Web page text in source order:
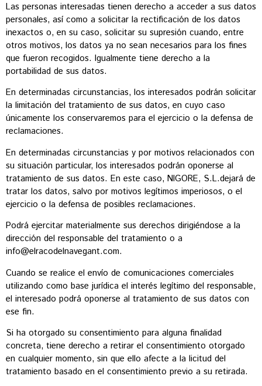
Las personas interesadas tienen derecho a acceder a sus datos
personales, así como a solicitar la rectificación de los datos
inexactos o, en su caso, solicitar su supresión cuando, entre
otros motivos, los datos ya no sean necesarios para los fines
que fueron recogidos. Igualmente tiene derecho a la
portabilidad de sus datos.
En determinadas circunstancias, los interesados podrán solicitar
la limitación del tratamiento de sus datos, en cuyo caso
únicamente los conservaremos para el ejercicio o la defensa de
reclamaciones.
En determinadas circunstancias y por motivos relacionados con
su situación particular, los interesados podrán oponerse al
tratamiento de sus datos. En este caso, NIGORE, S.L.dejará de
tratar los datos, salvo por motivos legítimos imperiosos, o el
ejercicio o la defensa de posibles reclamaciones.
Podrá ejercitar materialmente sus derechos dirigiéndose a la
dirección del responsable del tratamiento o a
info@elracodelnavegant.com.
Cuando se realice el envío de comunicaciones comerciales
utilizando como base jurídica el interés legítimo del responsable,
el interesado podrá oponerse al tratamiento de sus datos con
ese fin.
Si ha otorgado su consentimiento para alguna finalidad
concreta, tiene derecho a retirar el consentimiento otorgado
en cualquier momento, sin que ello afecte a la licitud del
tratamiento basado en el consentimiento previo a su retirada.